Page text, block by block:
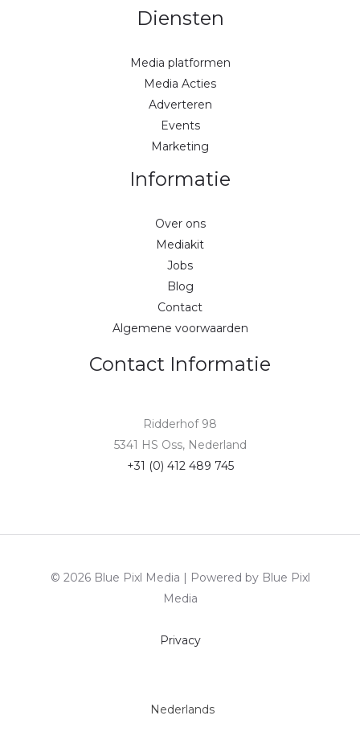
Diensten
Media platformen
Media Acties
Adverteren
Events
Marketing
Informatie
Over ons
Mediakit
Jobs
Blog
Contact
Algemene voorwaarden
Contact Informatie
Ridderhof 98
5341 HS Oss, Nederland
+31 (0) 412 489 745
© 2026 Blue Pixl Media | Powered by Blue Pixl
Media
Privacy
Nederlands